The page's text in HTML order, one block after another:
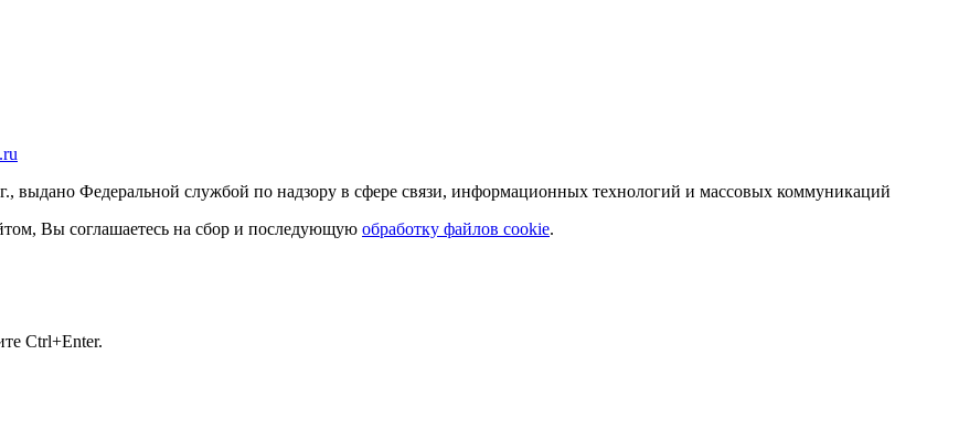
Федеральной службой по надзору в сфере связи, информационных технологий и массовых коммуникаций
Вы соглашаетесь на сбор и последующую обработку файлов cookie.
Ctrl+Enter.